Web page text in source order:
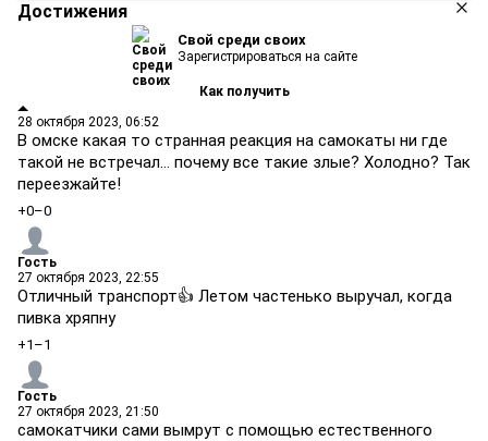
Достижения
Свой среди своих
Зарегистрироваться на сайте
Как получить
28 октября 2023, 06:52
В омске какая то странная реакция на самокаты ни где
такой не встречал… почему все такие злые? Холодно? Так
переезжайте!
+0–0
Гость
27 октября 2023, 22:55
Отличный транспорт👍 Летом частенько выручал, когда
пивка хряпну
+1 –1
Гость
27 октября 2023, 21:50
самокатчики сами вымрут с помощью естественного